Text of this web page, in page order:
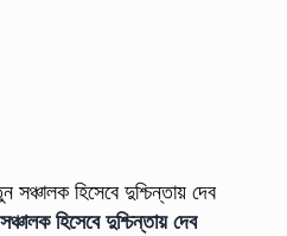
হিসেবে দুশ্চিন্তায় দেব